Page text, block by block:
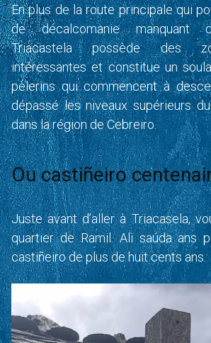
En plus de la route principale qui
de décalcomanie manquant
Triacastela possède des
intéressantes et constitue un
pèlerins qui commencent à
dépassé les niveaux supérieurs
dans la région de Cebreiro.
Ou castiñeiro
Juste avant d’aller à Triacasela,
quartier de Ramil. Ali saúda ans
castiñeiro de plus de huit cents ans.